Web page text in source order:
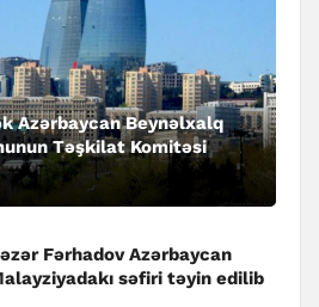
Azərbaycan Beynəlxalq
Təşkilat Komitəsi
Fərhadov Azərbaycan
səfiri təyin edilib